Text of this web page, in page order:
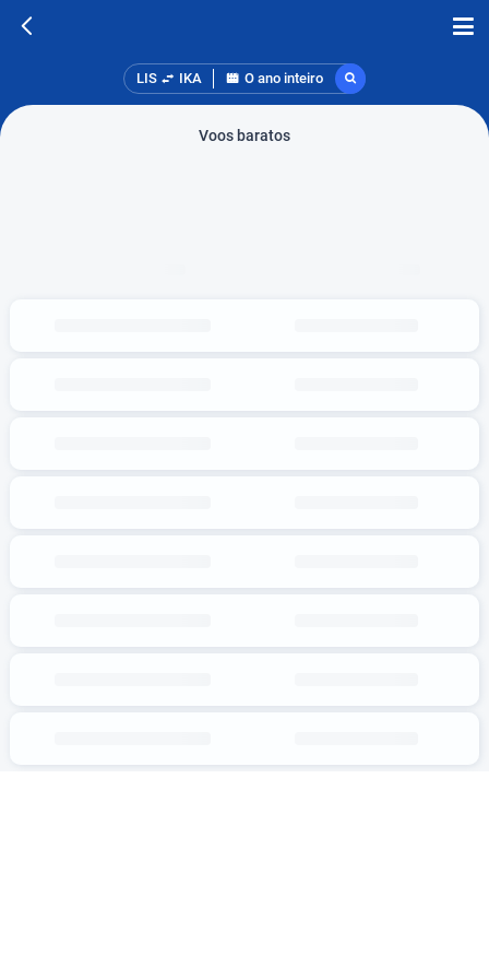
LIS IKA O ano inteiro
Voos baratos